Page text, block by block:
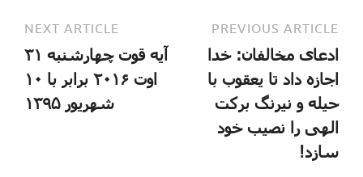
PREVIOUS ARTICLE
ادعای مخالفان: خدا
اجازه داد تا یعقوب با
حیله و نیرنگ برکت
الهی را نصیب خود
سازد!
NEXT ARTICLE
آیه قوت چهارشنبه ۳۱
اوت ۲۰۱۶ برابر با ۱۰
شهریور ۱۳۹۵